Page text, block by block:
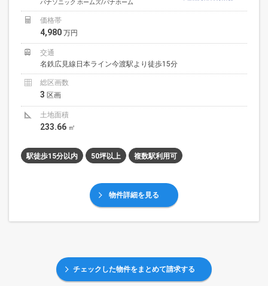
パナソニック ホームズ/パナホーム
価格帯
4,980 万円
交通
名鉄広見線日本ライン今渡駅より徒歩15分
総区画数
3 区画
土地面積
233.66 ㎡
駅徒歩15分以内 50坪以上 複数駅利用可
物件詳細を見る
チェックした物件をまとめて請求する